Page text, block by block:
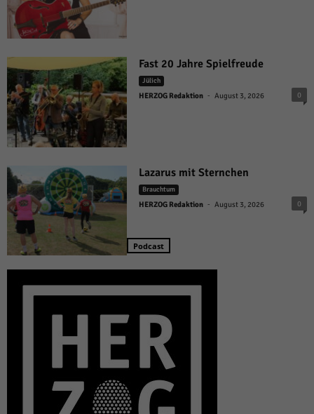
Fast 20 Jahre Spielfreude
Jülich
HERZOG Redaktion - August 3, 2026 0
Lazarus mit Sternchen
Brauchtum
HERZOG Redaktion - August 3, 2026 0
Podcast